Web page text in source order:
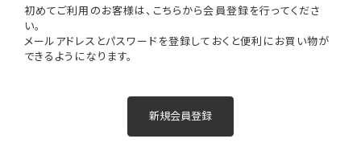
初めてご利用のお客様は、こちらから会員登録を行ってくださ
い。
メールアドレスとパスワードを登録しておくと便利にお買い物が
できるようになります。